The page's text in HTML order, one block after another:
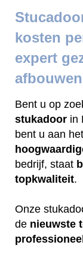
kosten
expert
Bent u op
stukadoor in
bent u aan
bedrijf, staat
topkwaliteit.
Onze
de nieuwste